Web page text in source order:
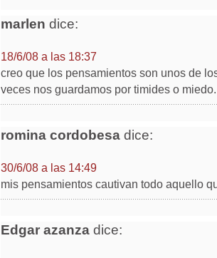
marlen dice:
18/6/08 a las 18:37
creo que los pensamientos son unos de
veces nos guardamos por timides o
romina cordobesadice:
30/6/08 a las 14:49
mis pensamientos cautivan todo aquello
Edgar azanzadice: